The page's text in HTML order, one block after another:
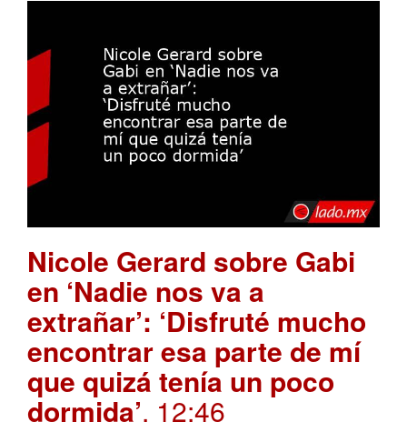
Nicole Gerard sobre Gabi
en ‘Nadie nos va a
extrañar’: ‘Disfruté mucho
encontrar esa parte de mí
que quizá tenía un poco
dormida’. 12:46